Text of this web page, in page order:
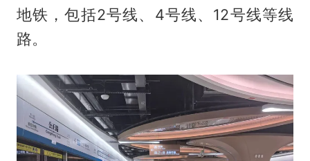
地铁，包括2号线、4号线、12号线等线
路。